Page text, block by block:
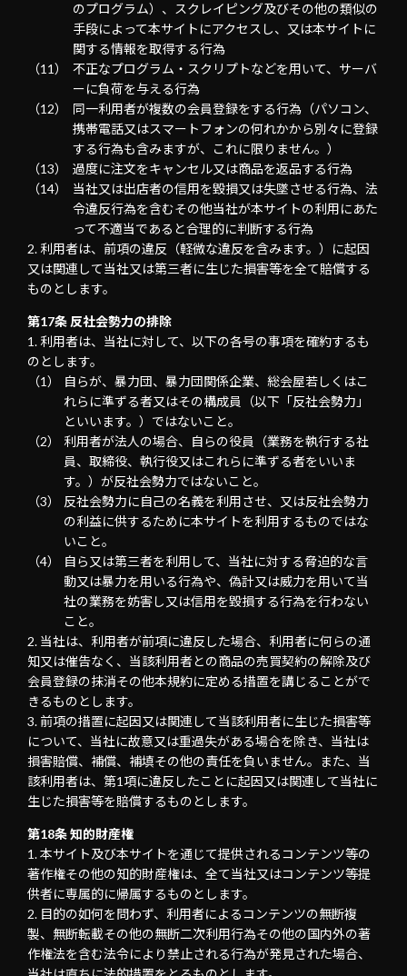
のプログラム）、スクレイピング及びその他の類似の
手段によって本サイトにアクセスし、又は本サイトに
関する情報を取得する行為
不正なプログラム・スクリプトなどを用いて、サーバ
ーに負荷を与える行為
同一利用者が複数の会員登録をする行為（パソコン、
携帯電話又はスマートフォンの何れかから別々に登録
する行為も含みますが、これに限りません。）
過度に注文をキャンセル又は商品を返品する行為
当社又は出店者の信用を毀損又は失墜させる行為、法
令違反行為を含むその他当社が本サイトの利用にあた
って不適当であると合理的に判断する行為
利用者は、前項の違反（軽微な違反を含みます。）に起因
又は関連して当社又は第三者に生じた損害等を全て賠償する
ものとします。
第17条 反社会勢力の排除
利用者は、当社に対して、以下の各号の事項を確約するも
のとします。
自らが、暴力団、暴力団関係企業、総会屋若しくはこ
れらに準ずる者又はその構成員（以下「反社会勢力」
といいます。）ではないこと。
利用者が法人の場合、自らの役員（業務を執行する社
員、取締役、執行役又はこれらに準ずる者をいいま
す。）が反社会勢力ではないこと。
反社会勢力に自己の名義を利用させ、又は反社会勢力
の利益に供するために本サイトを利用するものではな
いこと。
自ら又は第三者を利用して、当社に対する脅迫的な言
動又は暴力を用いる行為や、偽計又は威力を用いて当
社の業務を妨害し又は信用を毀損する行為を行わない
こと。
当社は、利用者が前項に違反した場合、利用者に何らの通
知又は催告なく、当該利用者との商品の売買契約の解除及び
会員登録の抹消その他本規約に定める措置を講じることがで
きるものとします。
前項の措置に起因又は関連して当該利用者に生じた損害等
について、当社に故意又は重過失がある場合を除き、当社は
損害賠償、補償、補填その他の責任を負いません。また、当
該利用者は、第1項に違反したことに起因又は関連して当社に
生じた損害等を賠償するものとします。
第18条 知的財産権
本サイト及び本サイトを通じて提供されるコンテンツ等の
著作権その他の知的財産権は、全て当社又はコンテンツ等提
供者に専属的に帰属するものとします。
目的の如何を問わず、利用者によるコンテンツの無断複
製、無断転載その他の無断二次利用行為その他の国内外の著
作権法を含む法令により禁止される行為が発見された場合、